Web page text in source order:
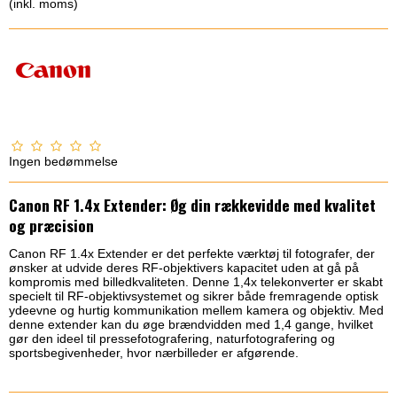
(inkl. moms)
Ingen bedømmelse
Canon RF 1.4x Extender: Øg din rækkevidde med kvalitet
og præcision
Canon RF 1.4x Extender er det perfekte værktøj til fotografer, der
ønsker at udvide deres RF-objektivers kapacitet uden at gå på
kompromis med billedkvaliteten. Denne 1,4x telekonverter er skabt
specielt til RF-objektivsystemet og sikrer både fremragende optisk
ydeevne og hurtig kommunikation mellem kamera og objektiv. Med
denne extender kan du øge brændvidden med 1,4 gange, hvilket
gør den ideel til pressefotografering, naturfotografering og
sportsbegivenheder, hvor nærbilleder er afgørende.